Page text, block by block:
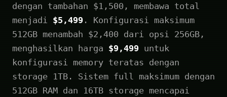
dengan tambahan $1,500, membawa total
menjadi $5,499 . Konfigurasi maksimum
512GB menambah $2,400 dari opsi 256GB,
menghasilkan harga $9,499 untuk
konfigurasi memory teratas dengan
storage 1TB. Sistem full maksimum dengan
512GB RAM dan 16TB storage mencapai